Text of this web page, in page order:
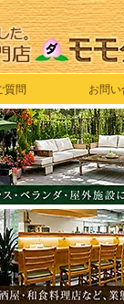
質問 お問